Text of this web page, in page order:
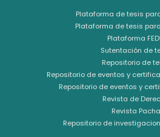
Plataforma de tesis
Plataforma de tesis
Plataforma
Sutentación de
Repositorio de
Repositorio de eventos y
Repositorio de eventos y
Revista de
Revista Pacha
Repositorio de